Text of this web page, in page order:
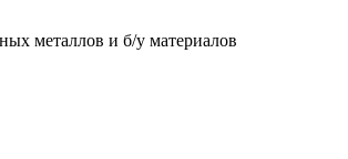
металлов и б/у материалов